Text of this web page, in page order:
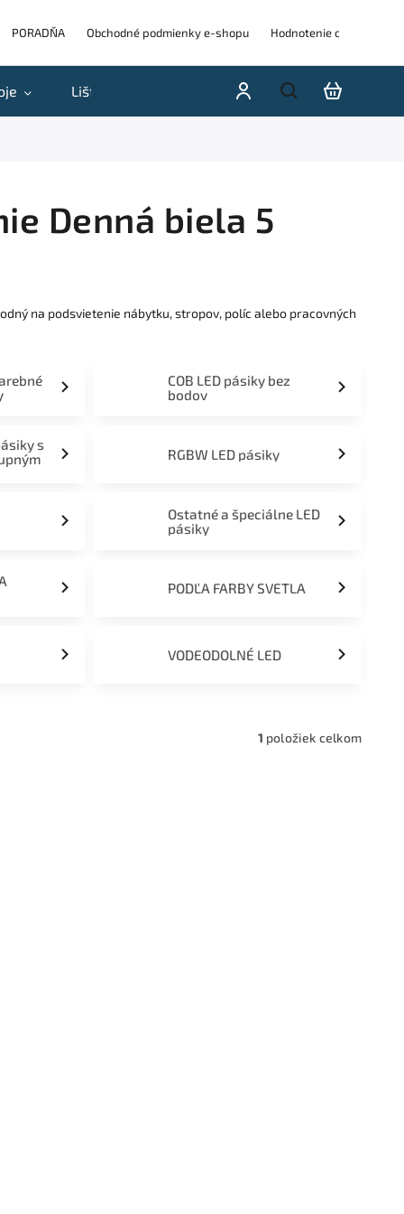
PORADŇA Obchodné podmienky e-shopu Hodnotenie obchodu
Lišty Akcie a výpredaje Blog
Denná biela 5
na podsvietenie nábytku, stropov, políc alebo pracovných
COB LED pásiky bez
bodov
s
RGBW LED pásiky
Ostatné a špeciálne LED
pásiky
PODĽA FARBY SVETLA
VODEODOLNÉ LED
1 položiek celkom